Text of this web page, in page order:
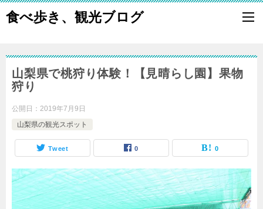
食べ歩き、観光ブログ
山梨県で桃狩り体験！【見晴らし園】果物
狩り
公開日： 2019年7月9日
山梨県の観光スポット
Tweet 0 0